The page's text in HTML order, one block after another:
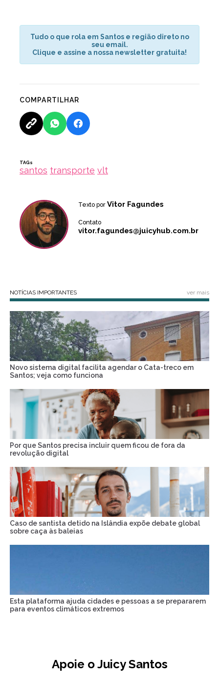
Tudo o que rola em Santos e região direto no
seu email.
Clique e assine a nossa newsletter gratuita!
COMPARTILHAR
TAGs
santos transporte vlt
Texto por Vitor Fagundes
Contato
vitor.fagundes@juicyhub.com.br
NOTÍCIAS IMPORTANTES ver mais
Novo sistema digital facilita agendar o Cata-treco em
Santos; veja como funciona
Por que Santos precisa incluir quem ficou de fora da
revolução digital
Caso de santista detido na Islândia expõe debate global
sobre caça às baleias
Esta plataforma ajuda cidades e pessoas a se prepararem
para eventos climáticos extremos
Apoie o Juicy Santos